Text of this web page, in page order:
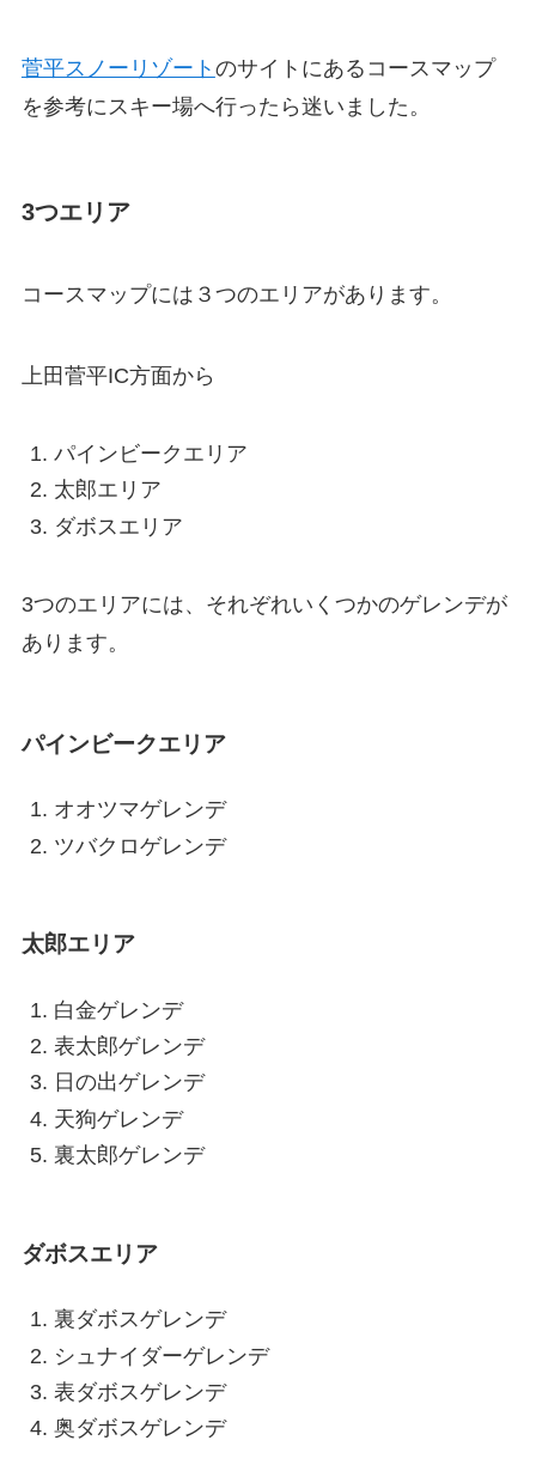
菅平スノーリゾート のサイトにあるコースマップ
を参考にスキー場へ行ったら迷いました。
3つエリア
コースマップには３つのエリアがあります。
上田菅平IC方面から
パインビークエリア
太郎エリア
ダボスエリア
3つのエリアには、それぞれいくつかのゲレンデが
あります。
パインビークエリア
オオツマゲレンデ
ツバクロゲレンデ
太郎エリア
白金ゲレンデ
表太郎ゲレンデ
日の出ゲレンデ
天狗ゲレンデ
裏太郎ゲレンデ
ダボスエリア
裏ダボスゲレンデ
シュナイダーゲレンデ
表ダボスゲレンデ
奥ダボスゲレンデ